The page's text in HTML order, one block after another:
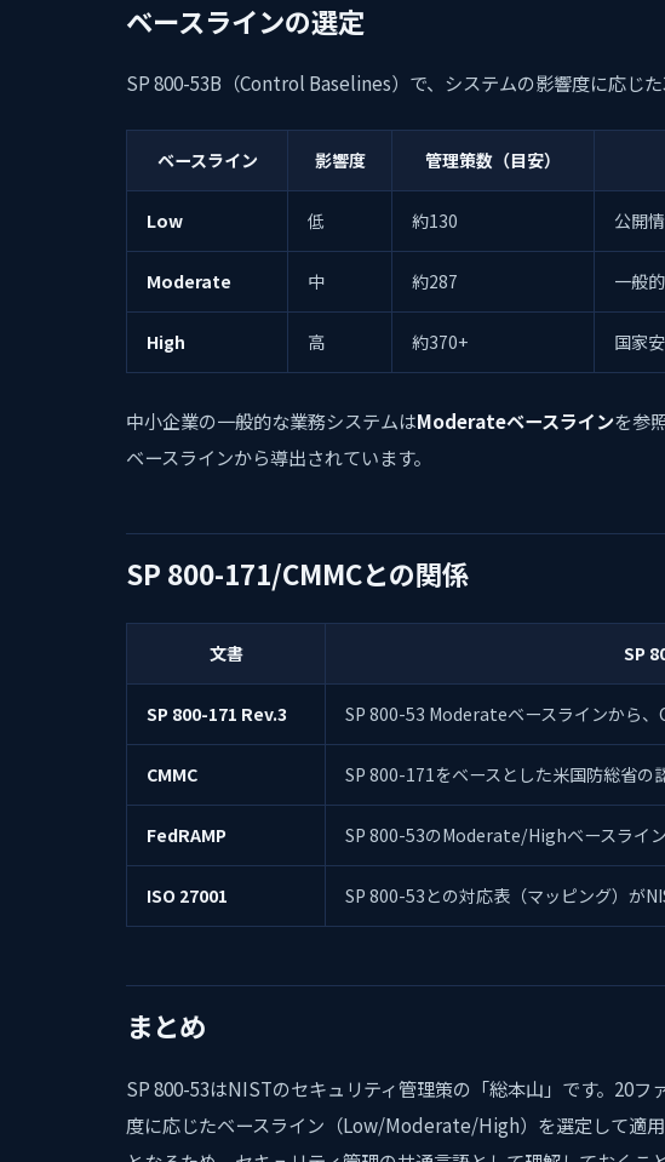
ベースラインの選定
SP 800-53B（Control Baselines）で、システムの影響度に応じた
ベースライン 影響度 管理策数（目安）
Low 低 約130 公開
Moderate 中 約287 一般
High 高 約370+ 国家
中小企業の一般的な業務システムはModerateベースラインを参
ベースラインから導出されています。
SP 800-171/CMMCとの関係
文書 SP
SP 800-171 Rev.3 SP 800-53 Moderateベースラインから、
CMMC SP 800-171をベースとした米国防総省の
FedRAMP SP 800-53のModerate/Highベースライ
ISO 27001 SP 800-53との対応表（マッピング）が
まとめ
SP 800-53はNISTのセキュリティ管理策の「総本山」です。20
度に応じたベースライン（Low/Moderate/High）を選定して適